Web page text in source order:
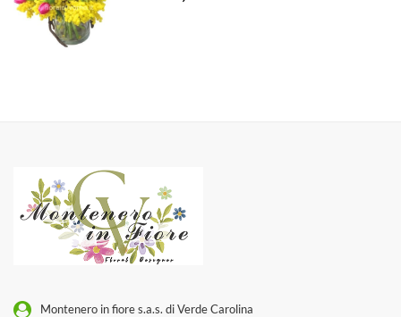
Montenero in fiore s.a.s. di Verde Carolina